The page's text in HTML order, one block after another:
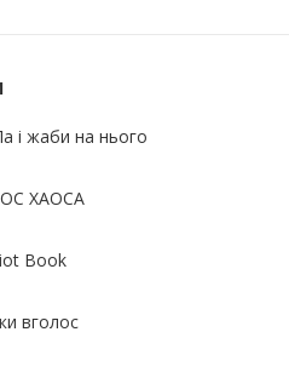
і жаби на нього
ХАОСА
Book
вголос